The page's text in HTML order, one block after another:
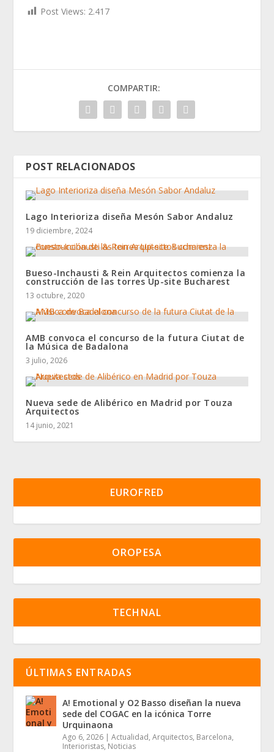
Post Views: 2.417
COMPARTIR:
POST RELACIONADOS
Lago Interioriza diseña Mesón Sabor Andaluz
19 diciembre, 2024
Bueso-Inchausti & Rein Arquitectos comienza la
construcción de las torres Up-site Bucharest
13 octubre, 2020
AMB convoca el concurso de la futura Ciutat de
la Música de Badalona
3 julio, 2026
Nueva sede de Alibérico en Madrid por Touza
Arquitectos
14 junio, 2021
EUROFRED
OROPESA
TECHNAL
ÚLTIMAS ENTRADAS
A! Emotional y O2 Basso diseñan la nueva
sede del COGAC en la icónica Torre
Urquinaona
Ago 6, 2026 |Actualidad,Arquitectos, Barcelona,
Interioristas, Noticias